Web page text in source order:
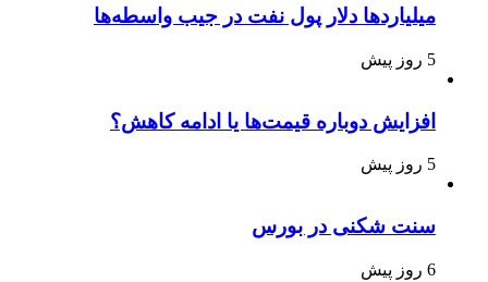
میلیاردها دلار پول نفت در جیب واسطه‌ها
5 روز پیش
افزایش دوباره قیمت‌ها یا ادامه کاهش؟
5 روز پیش
سنت شکنی در بورس
6 روز پیش